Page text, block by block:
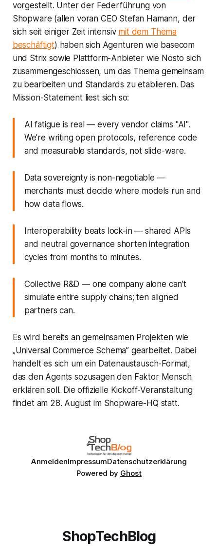
vorgestellt. Unter der Federführung von
Shopware (allen voran CEO Stefan Hamann, der
sich seit einiger Zeit intensiv mit dem Thema
beschäftigt) haben sich Agenturen wie basecom
und Strix sowie Plattform-Anbieter wie Nosto sich
zusammengeschlossen, um das Thema gemeinsam
zu bearbeiten und Standards zu etablieren. Das
Mission-Statement liest sich so:
AI fatigue is real — every vendor claims "AI".
We're writing open protocols, reference code
and measurable standards, not slide-ware.
Data sovereignty is non-negotiable —
merchants must decide where models run and
how data flows.
Interoperability beats lock-in — shared APIs
and neutral governance shorten integration
cycles from months to minutes.
Collective R&D — one company alone can't
simulate entire supply chains; ten aligned
partners can.
Es wird bereits an gemeinsamen Projekten wie
„Universal Commerce Schema” gearbeitet. Dabei
handelt es sich um ein Datenaustausch-Format,
das den Agents sozusagen den Faktor Mensch
erklären soll. Die offizielle Kickoff-Veranstaltung
findet am 28. August im Shopware-HQ statt.
AnmeldenImpressumDatenschutzerklärung
Powered by Ghost
ShopTechBlog